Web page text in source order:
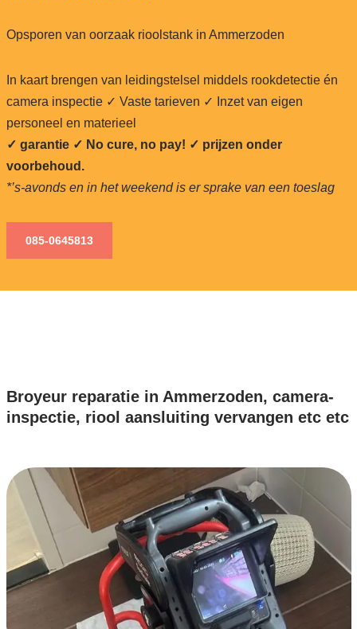
Opsporen van oorzaak rioolstank in Ammerzoden
In kaart brengen van leidingstelsel middels rookdetectie én
camera inspectie ✓ Vaste tarieven ✓ Inzet van eigen
personeel en materieel
✓ garantie ✓ No cure, no pay! ✓ prijzen onder
voorbehoud.
*’s-avonds en in het weekend is er sprake van een toeslag
085-0645813
Broyeur reparatie in Ammerzoden, camera-
inspectie, riool aansluiting vervangen etc etc